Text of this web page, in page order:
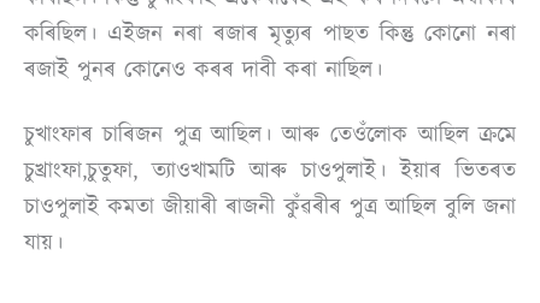
কৰিছিল। এইজন নৰা ৰজাৰ মৃত্যুৰ পাছত কিন্তু কোনো নৰা
ৰজাই পুনৰ কোনেও কৰৰ দাবী কৰা নাছিল।
চুখাংফাৰ চাৰিজন পুত্ৰ আছিল। আৰু তেওঁলোক আছিল ক্ৰমে
চুখ্ৰাংফা,চুতুফা, ত্যাওখামটি আৰু চাওপুলাই। ইয়াৰ ভিতৰত
চাওপুলাই কমতা জীয়াৰী ৰাজনী কুঁৱৰীৰ পুত্ৰ আছিল বুলি জনা
যায়।